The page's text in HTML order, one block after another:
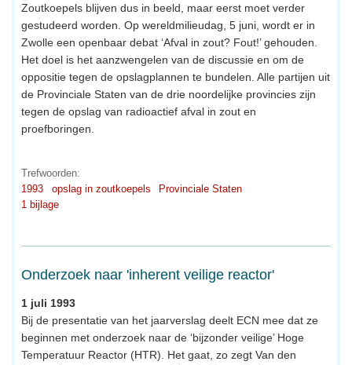
Zoutkoepels blijven dus in beeld, maar eerst moet verder
gestudeerd worden. Op wereldmilieudag, 5 juni, wordt er in
Zwolle een openbaar debat ‘Afval in zout? Fout!’ gehouden.
Het doel is het aanzwengelen van de discussie en om de
oppositie tegen de opslagplannen te bundelen. Alle partijen uit
de Provinciale Staten van de drie noordelijke provincies zijn
tegen de opslag van radioactief afval in zout en
proefboringen.
Trefwoorden:
1993
opslag in zoutkoepels
Provinciale Staten
1 bijlage
Onderzoek naar 'inherent veilige reactor'
1 juli 1993
Bij de presentatie van het jaarverslag deelt ECN mee dat ze
beginnen met onderzoek naar de ‘bijzonder veilige’ Hoge
Temperatuur Reactor (HTR). Het gaat, zo zegt Van den